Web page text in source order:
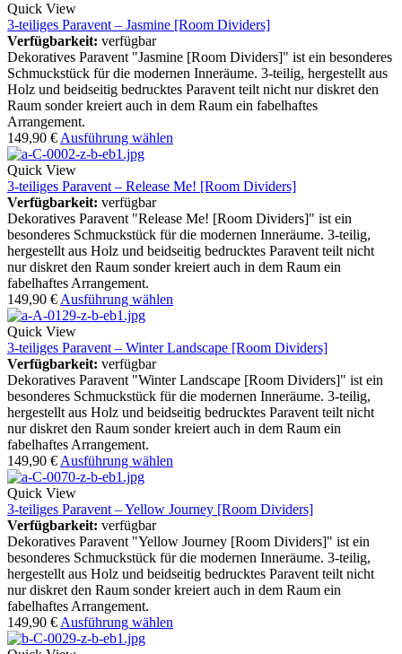
Quick View
3-teiliges Paravent – Jasmine [Room Dividers]
Verfügbarkeit: verfügbar
Dekoratives Paravent "Jasmine [Room Dividers]" ist ein besonderes
Schmuckstück für die modernen Inneräume. 3-teilig, hergestellt aus
Holz und beidseitig bedrucktes Paravent teilt nicht nur diskret den
Raum sonder kreiert auch in dem Raum ein fabelhaftes
Arrangement.
149,90 € Ausführung wählen
Quick View
3-teiliges Paravent – Release Me! [Room Dividers]
Verfügbarkeit: verfügbar
Dekoratives Paravent "Release Me! [Room Dividers]" ist ein
besonderes Schmuckstück für die modernen Inneräume. 3-teilig,
hergestellt aus Holz und beidseitig bedrucktes Paravent teilt nicht
nur diskret den Raum sonder kreiert auch in dem Raum ein
fabelhaftes Arrangement.
149,90 € Ausführung wählen
Quick View
3-teiliges Paravent – Winter Landscape [Room Dividers]
Verfügbarkeit: verfügbar
Dekoratives Paravent "Winter Landscape [Room Dividers]" ist ein
besonderes Schmuckstück für die modernen Inneräume. 3-teilig,
hergestellt aus Holz und beidseitig bedrucktes Paravent teilt nicht
nur diskret den Raum sonder kreiert auch in dem Raum ein
fabelhaftes Arrangement.
149,90 € Ausführung wählen
Quick View
3-teiliges Paravent – Yellow Journey [Room Dividers]
Verfügbarkeit: verfügbar
Dekoratives Paravent "Yellow Journey [Room Dividers]" ist ein
besonderes Schmuckstück für die modernen Inneräume. 3-teilig,
hergestellt aus Holz und beidseitig bedrucktes Paravent teilt nicht
nur diskret den Raum sonder kreiert auch in dem Raum ein
fabelhaftes Arrangement.
149,90 € Ausführung wählen